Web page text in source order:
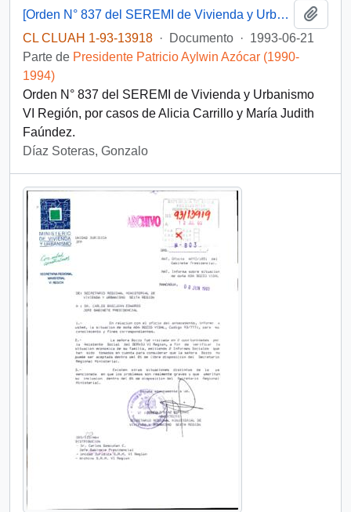
[Orden N° 837 del SEREMI de Vivienda y Urbanismo VI Región]
CL CLUAH 1-93-13918 · Documento · 1993-06-21
Parte de Presidente Patricio Aylwin Azócar (1990-
1994)
Orden N° 837 del SEREMI de Vivienda y Urbanismo
VI Región, por casos de Alicia Carrillo y María Judith
Faúndez.
Díaz Soteras, Gonzalo